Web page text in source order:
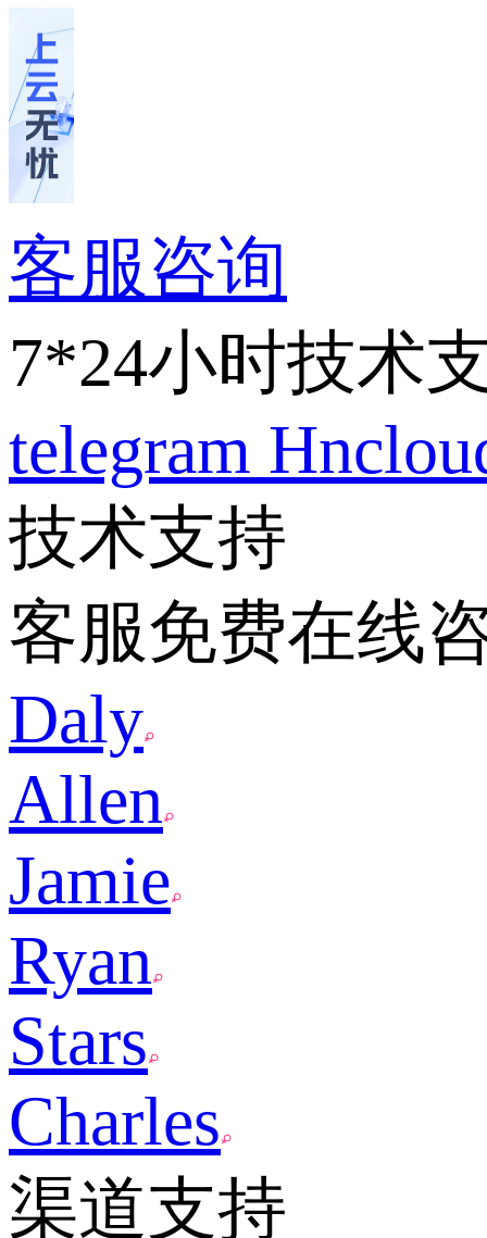
客服咨询
7*24小时技术
telegram
技术支持
客服免费在线
Daly
Allen
Jamie
Ryan
Stars
Charles
渠道支持